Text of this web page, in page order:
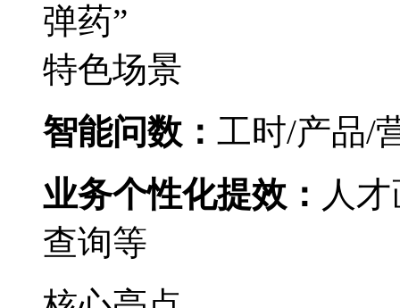
弹药”​
特色场景
智能问数： 工时/产品/
业务个性化提效： 人
查询等